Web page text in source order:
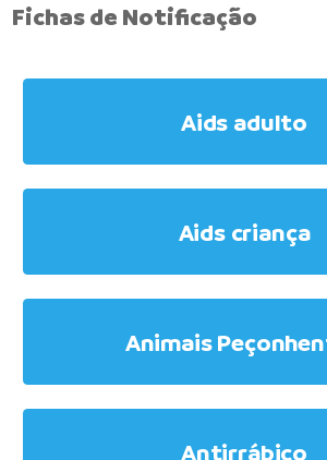
Fichas de Notificação
Aids adulto
Aids criança
Animais
Antirrábico